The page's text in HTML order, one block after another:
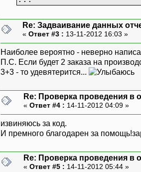
ЕСТЬNULL(ЗаказПо
ЕСТЬNULL(ЗаказПо
Re: Задваивание данных
« Ответ #3 : 13-11-2012 16:03 »
Наиболее вероятно - неверно
П.С. Если будет 2 заказа на
3+3 - то удевятерится...
Re: Проверка проведения в
« Ответ #4 : 14-11-2012 04:09 »
извиняюсь за код.
И премного благодарен за
Re: Проверка проведения в
« Ответ #5 : 14-11-2012 05:44 »